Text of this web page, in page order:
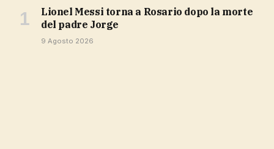
Lionel Messi torna a Rosario dopo la morte
del padre Jorge
9 Agosto 2026